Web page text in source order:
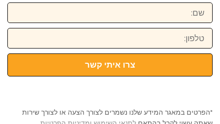
שם:
טלפון:
צרו איתי קשר
*הפרטים במאגר המידע שלנו נשמרים לצורך הצעה או לצורך שירות